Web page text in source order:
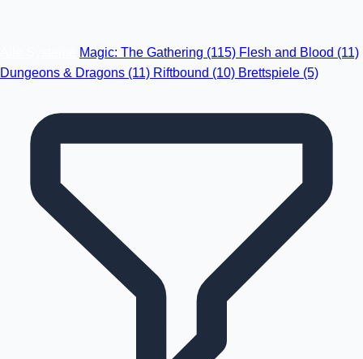
Magic: The Gathering (115) Flesh and Blood (11)
Dungeons & Dragons (11) Riftbound (10) Brettspiele (5)